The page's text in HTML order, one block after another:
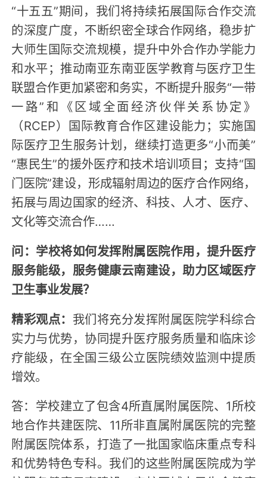
“十五五”期间，我们将持续拓展国际合作交流
的深度广度，不断织密全球合作网络，稳步扩
大师生国际交流规模，提升中外合作办学能力
和水平；推动南亚东南亚医学教育与医疗卫生
联盟合作更加紧密和务实，不断提升服务“一带
一路”和《区域全面经济伙伴关系协定》
（RCEP）国际教育合作区建设能力；实施国
际医疗卫生服务计划，继续打造更多“小而美”
“惠民生”的援外医疗和技术培训项目；支持“国
门医院”建设，形成辐射周边的医疗合作网络，
拓展与周边国家的经济、科技、人才、医疗、
文化等交流合作……
问：学校将如何发挥附属医院作用，提升医疗
服务能级，服务健康云南建设，助力区域医疗
卫生事业发展？
精彩观点： 我们将充分发挥附属医院学科综合
实力与优势，协同提升医疗服务质量和临床诊
疗能级，在全国三级公立医院绩效监测中提质
增效。
答：学校建立了包含4所直属附属医院、1所校
地合作共建医院、11所非直属附属医院的完整
附属医院体系，打造了一批国家临床重点专科
和优势特色专科。我们的这些附属医院成为学